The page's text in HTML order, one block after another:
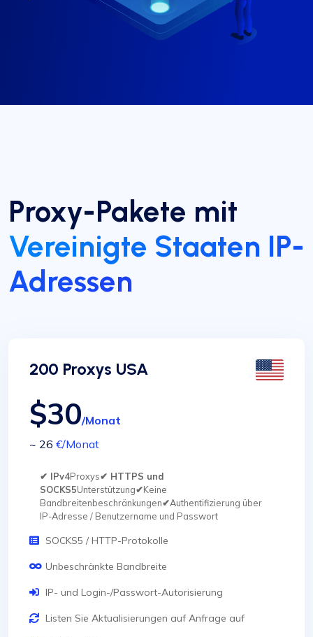
Proxy-Pakete mit
Vereinigte Staaten IP-
Adressen
200 Proxys USA
$30/Monat
~ 26 €/Monat
✔ IPv4Proxys✔ HTTPS und
SOCKS5Unterstützung✔Keine
Bandbreitenbeschränkungen✔Authentifizierung über
IP-Adresse / Benutzername und Passwort
SOCKS5 / HTTP-Protokolle
Unbeschränkte Bandbreite
IP- und Login-/Passwort-Autorisierung
Listen Sie Aktualisierungen auf Anfrage auf